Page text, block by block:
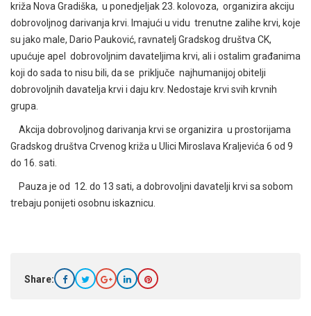
križa Nova Gradiška, u ponedjeljak 23. kolovoza, organizira akciju
dobrovoljnog darivanja krvi. Imajući u vidu trenutne zalihe krvi, koje
su jako male, Dario Pauković, ravnatelj Gradskog društva CK,
upućuje apel dobrovoljnim davateljima krvi, ali i ostalim građanima
koji do sada to nisu bili, da se priključe najhumanijoj obitelji
dobrovoljnih davatelja krvi i daju krv. Nedostaje krvi svih krvnih
grupa.
Akcija dobrovoljnog darivanja krvi se organizira u prostorijama
Gradskog društva Crvenog križa u Ulici Miroslava Kraljevića 6 od 9
do 16. sati.
Pauza je od 12. do 13 sati, a dobrovoljni davatelji krvi sa sobom
trebaju ponijeti osobnu iskaznicu.
Share: